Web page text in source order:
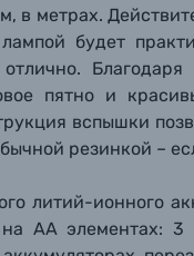
товары)
в метрах.
будет
пятно и
вспышки
резинкой –
литий-ионного
АА элементах: